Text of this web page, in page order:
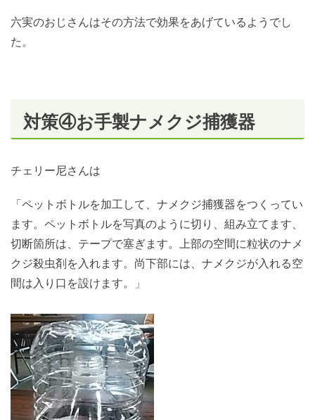
六実のおじさんはその方法で効果をあげているようでし
た。
対策④お手製ナメクジ捕獲器
チェリー尼さんは
「ペットボトルを加工して、ナメクジ捕獲器をつくってい
ます。ペットボトルを写真のように切り、組み立てます、
切断箇所は、テープで塞ぎます。上部の空間に粒状のナメ
クジ殺虫剤を入れます。尚下部には、ナメクジが入れる空
間は入り口を設けます。」